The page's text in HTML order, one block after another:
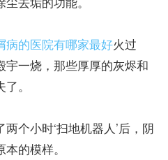
病的医院有哪家最好火过
一烧，那些厚厚的灰烬和
。
个小时‘扫地机器人’后，阴
的模样。